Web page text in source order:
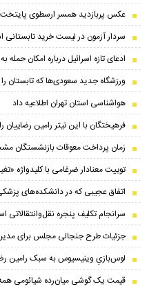
عکس پربازدید همسر ارسطوی
سردار آزمون در لیست خرید تابستانی
ادعای تازه اسرائیل درباره امکان حمله
ورزشگاه جدید سعودی‌ها که تابستان
هواشناسی استان تهران اطلاعیه داد
فرهیختگان با این تیتر رامین رضاییان
زمان پرداخت معوقات بازنشستگان
توییت معنادار ضرغامی با کلیدواژه
اتفاق عجیبی که در دانشکده‌های
سرانجام تکلیف پنجره
جزئیات طرح جنجالی مجلس برای
لوس‌بازیِ وینیسیوس به سبک رامین
قیمت یک گوشی میان‌رده شیائومی همه